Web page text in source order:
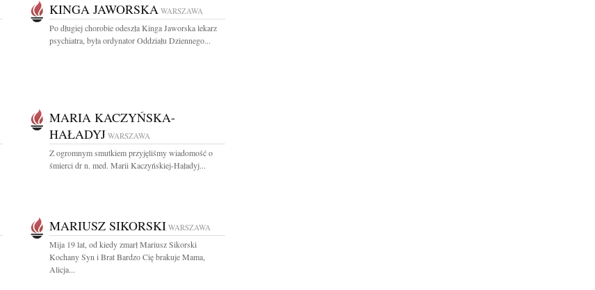
KINGA JAWORSKA WARSZAWA
Po długiej chorobie odeszła Kinga Jaworska lekarz
psychiatra, była ordynator Oddziału Dziennego...
MARIA KACZYŃSKA-
HAŁADYJ WARSZAWA
Z ogromnym smutkiem przyjęliśmy wiadomość o
śmierci dr n. med. Marii Kaczyńskiej-Haładyj...
MARIUSZ SIKORSKI WARSZAWA
Mija 19 lat, od kiedy zmarł Mariusz Sikorski
Kochany Syn i Brat Bardzo Cię brakuje Mama,
Alicja...